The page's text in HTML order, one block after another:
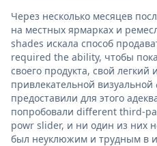
Через несколько месяцев
на местных ярмарках и
shades искала способ
required the ability, чтобы
своего продукта, свой
привлекательной
предоставили для этого
попробовали different third-
powr slider, и ни один из них
был неуклюжим и трудным в